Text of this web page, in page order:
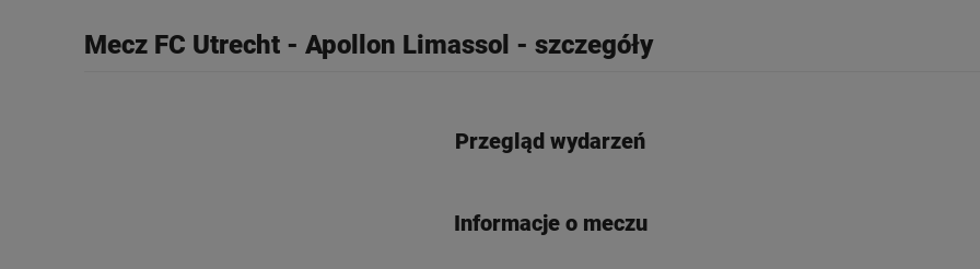
Mecz FC Utrecht - Apollon Limassol - szczegóły
Przegląd wydarzeń
Informacje o meczu